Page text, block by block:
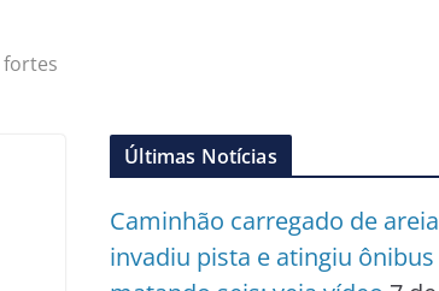
Últimas Notícias
Caminhão carregado de areia
invadiu pista e atingiu ônibus